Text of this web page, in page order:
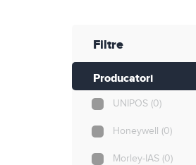
Filtre
Producatori
UNIPOS (0)
Honeywell (0)
Morley-IAS (0)